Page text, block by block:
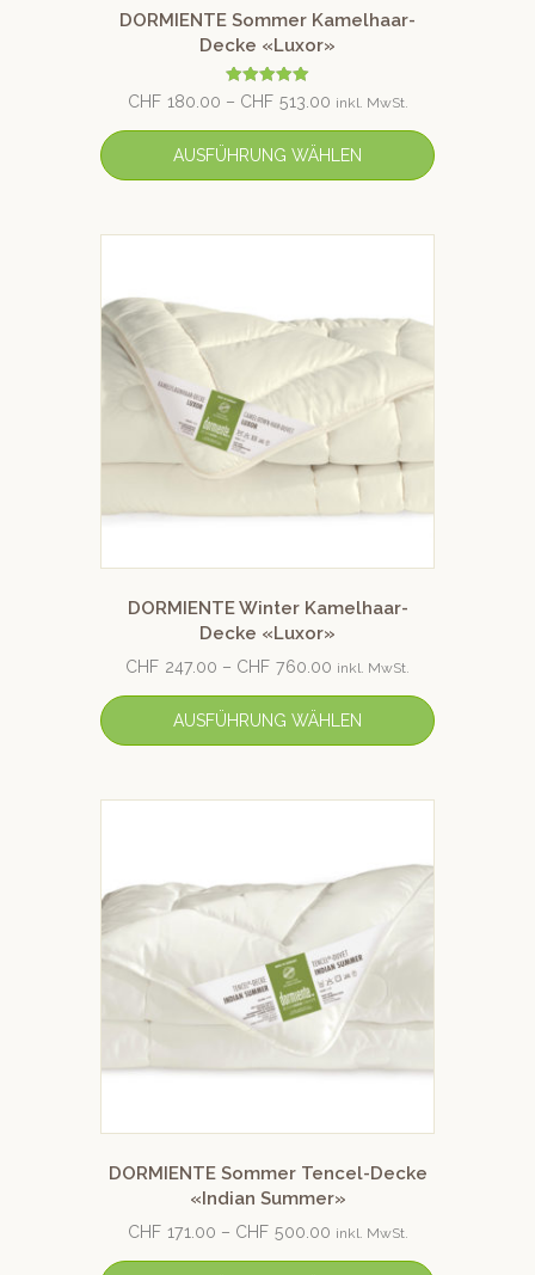
DORMIENTE Sommer Kamelhaar-
Decke «Luxor»
Bewertet mit
5.00
CHF 180.00 – CHF 513.00 inkl. MwSt.
AUSFÜHRUNG WÄHLEN
DORMIENTE Winter Kamelhaar-
Decke «Luxor»
CHF 247.00 – CHF 760.00 inkl. MwSt.
AUSFÜHRUNG WÄHLEN
DORMIENTE Sommer Tencel-Decke
«Indian Summer»
CHF 171.00 – CHF 500.00 inkl. MwSt.